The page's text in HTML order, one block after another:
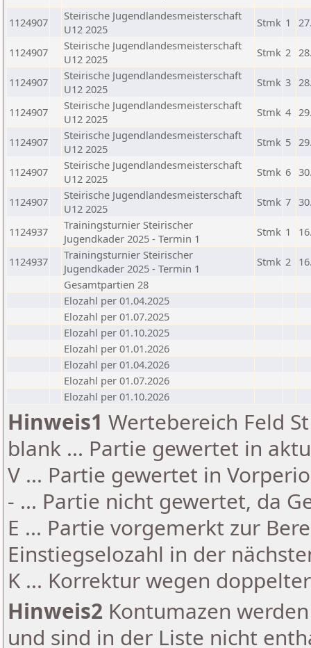
1124907
Steirische Jugendlandesmeisterschaft
U12 2025
Stmk 1
1124907
Steirische Jugendlandesmeisterschaft
U12 2025
Stmk 2
1124907
Steirische Jugendlandesmeisterschaft
U12 2025
Stmk 3
1124907
Steirische Jugendlandesmeisterschaft
U12 2025
Stmk 4
1124907
Steirische Jugendlandesmeisterschaft
U12 2025
Stmk 5
1124907
Steirische Jugendlandesmeisterschaft
U12 2025
Stmk 6
1124907
Steirische Jugendlandesmeisterschaft
U12 2025
Stmk 7
1124937
Trainingsturnier Steirischer
Jugendkader 2025 - Termin 1
Stmk 1
1124937
Trainingsturnier Steirischer
Jugendkader 2025 - Termin 1
Stmk 2
Gesamtpartien 28
Elozahl per 01.04.2025
Elozahl per 01.07.2025
Elozahl per 01.10.2025
Elozahl per 01.01.2026
Elozahl per 01.04.2026
Elozahl per 01.07.2026
Elozahl per 01.10.2026
Hinweis1 Wertebereich Feld
blank ... Partie gewertet in
V ... Partie gewertet in
- ... Partie nicht gewertet, da
E ... Partie vorgemerkt zur
Einstiegselozahl in der
K ... Korrektur wegen
Hinweis2 Kontumazen
und sind in der Liste nicht